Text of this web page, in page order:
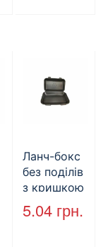
Ланч-бокс
без поділів
з кришкою
HP-10, 240
мм * 155
5.04 грн.